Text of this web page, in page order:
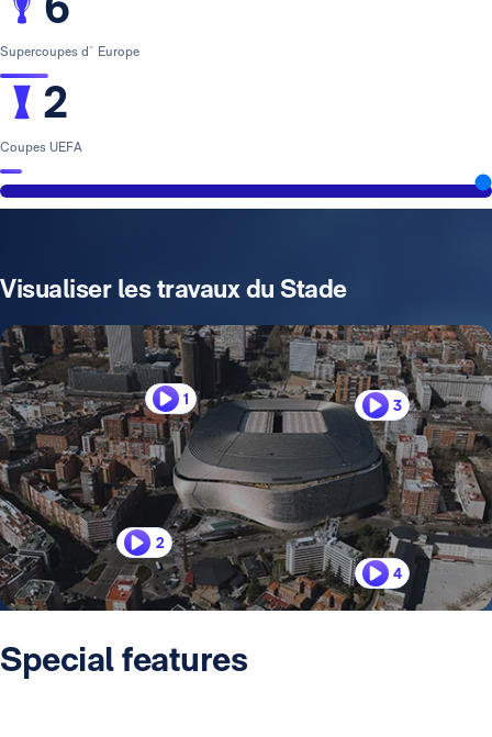
Supercoupes d´ Europe
2
Coupes UEFA
Visualiser les travaux du Stade
1
2
3
4
Special features